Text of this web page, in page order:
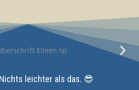
leichter als das. 😎